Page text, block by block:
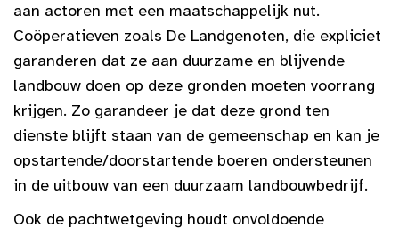
aan actoren met een maatschappelijk nut.
Coöperatieven zoals De Landgenoten, die expliciet
garanderen dat ze aan duurzame en blijvende
landbouw doen op deze gronden moeten voorrang
krijgen. Zo garandeer je dat deze grond ten
dienste blijft staan van de gemeenschap en kan je
opstartende/doorstartende boeren ondersteunen
in de uitbouw van een duurzaam landbouwbedrijf.
Ook de pachtwetgeving houdt onvoldoende